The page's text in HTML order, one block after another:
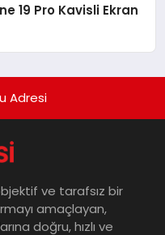
19 Pro Kavisli Ekran
Adresi
ve tarafsız bir
amaçlayan,
doğru, hızlı ve